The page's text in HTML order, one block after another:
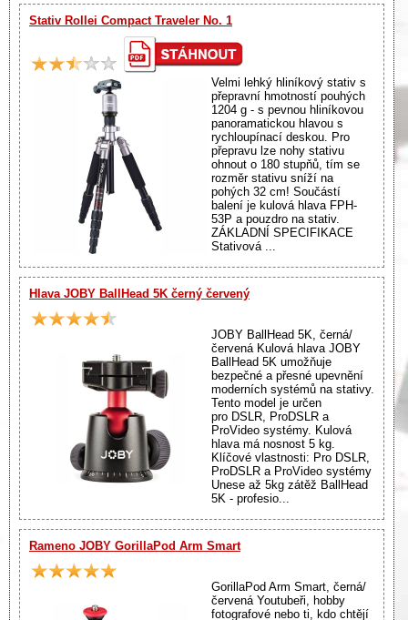
Stativ Rollei Compact Traveler No. 1
Velmi lehký hliníkový stativ s
přepravní hmotností pouhých
1204 g - s pevnou hliníkovou
panoramatickou hlavou s
rychloupínací deskou. Pro
přepravu lze nohy stativu
ohnout o 180 stupňů, tím se
rozměr stativu sníží na
pohých 32 cm! Součástí
balení je kulová hlava FPH-
53P a pouzdro na stativ.
ZÁKLADNÍ SPECIFIKACE
Stativová ...
Hlava JOBY BallHead 5K černý červený
JOBY BallHead 5K, černá/
červená Kulová hlava JOBY
BallHead 5K umožňuje
bezpečné a přesné upevnění
moderních systémů na stativy.
Tento model je určen
pro DSLR, ProDSLR a
ProVideo systémy. Kulová
hlava má nosnost 5 kg.
Klíčové vlastnosti: Pro DSLR,
ProDSLR a ProVideo systémy
Unese až 5kg zátěž BallHead
5K - profesio...
Rameno JOBY GorillaPod Arm Smart
GorillaPod Arm Smart, černá/
červená Youtubeři, hobby
fotografové nebo ti, kdo chtějí